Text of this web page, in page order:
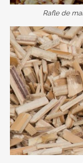
Rafle de